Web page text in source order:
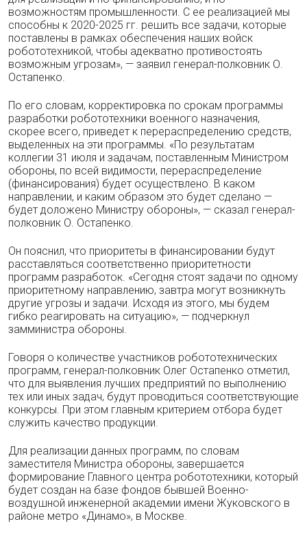
возможностям промышленности. С ее реализацией мы
способны к 2020-2025 гг. решить все задачи, которые
поставлены в рамках обеспечения наших войск
робототехникой, чтобы адекватно противостоять
возможным угрозам», — заявил генерал-полковник О.
Остапенко.
По его словам, корректировка по срокам программы
разработки робототехники военного назначения,
скорее всего, приведет к перераспределению средств,
выделенных на эти программы. «По результатам
коллегии 31 июля и задачам, поставленным Министром
обороны, по всей видимости, перераспределение
(финансирования) будет осуществлено. В каком
направлении, и каким образом это будет сделано —
будет доложено Министру обороны», — сказал генерал-
полковник О. Остапенко.
Он пояснил, что приоритеты в финансировании будут
расставляться соответственно приоритетности
программ разработок. «Сегодня стоят задачи по одному
приоритетному направлению, завтра могут возникнуть
другие угрозы и задачи. Исходя из этого, мы будем
гибко реагировать на ситуацию», — подчеркнул
замминистра обороны.
Говоря о количестве участников робототехнических
программ, генерал-полковник Олег Остапенко отметил,
что для выявления лучших предприятий по выполнению
тех или иных задач, будут проводиться соответствующие
конкурсы. При этом главным критерием отбора будет
служить качество продукции.
Для реализации данных программ, по словам
заместителя Министра обороны, завершается
формирование Главного центра робототехники, который
будет создан на базе фондов бывшей Военно-
воздушной инженерной академии имени Жуковского в
районе метро «Динамо», в Москве.